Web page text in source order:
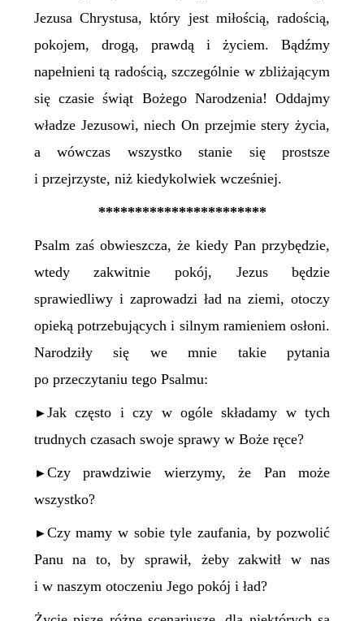
Jezusa Chrystusa, który jest miłością, radością,
pokojem, drogą, prawdą i życiem. Bądźmy
napełnieni tą radością, szczególnie w zbliżającym
się czasie świąt Bożego Narodzenia! Oddajmy
władze Jezusowi, niech On przejmie stery życia,
a wówczas wszystko stanie się prostsze
i przejrzyste, niż kiedykolwiek wcześniej.
***********************
Psalm zaś obwieszcza, że kiedy Pan przybędzie,
wtedy zakwitnie pokój, Jezus będzie
sprawiedliwy i zaprowadzi ład na ziemi, otoczy
opieką potrzebujących i silnym ramieniem osłoni.
Narodziły się we mnie takie pytania
po przeczytaniu tego Psalmu:
►Jak często i czy w ogóle składamy w tych
trudnych czasach swoje sprawy w Boże ręce?
►Czy prawdziwie wierzymy, że Pan może
wszystko?
►Czy mamy w sobie tyle zaufania, by pozwolić
Panu na to, by sprawił, żeby zakwitł w nas
i w naszym otoczeniu Jego pokój i ład?